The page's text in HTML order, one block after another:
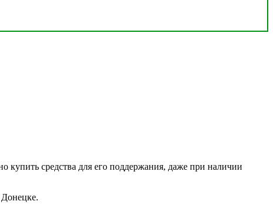
купить средства для его поддержания, даже при наличии